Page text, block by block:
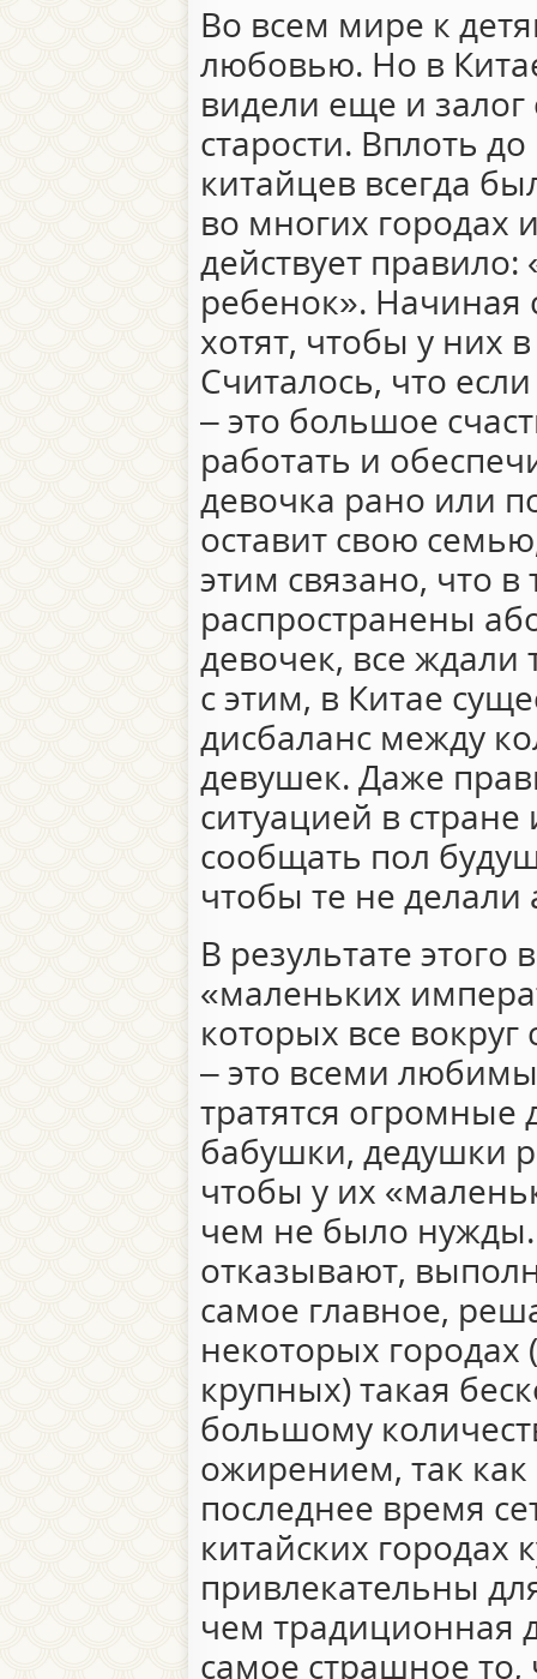
Во всем мире к
любовью. Но в
видели еще и
старости. Вплоть
китайцев всегда
во многих городах
действует
ребенок». Начиная
хотят, чтобы у них
Считалось, что
– это большое
работать и
девочка рано или
оставит свою
этим связано, что
распространены
девочек, все ждали
с этим, в Китае
дисбаланс между
девушек. Даже
ситуацией в
сообщать пол
чтобы те не делали
В результате
«маленьких
которых все
– это всеми
тратятся огромные
бабушки, дедушки
чтобы у их
чем не было
отказывают,
самое главное,
некоторых
крупных) такая
большому
ожирением, так
последнее время
китайских городах
привлекательны
чем
самое страшное то,